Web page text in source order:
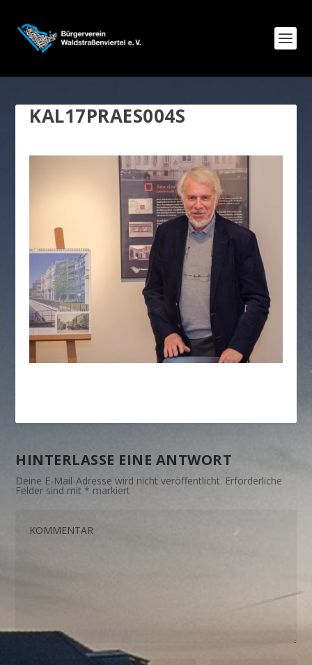
KAL17PRAES004S
HINTERLASSE EINE ANTWORT
Deine E-Mail-Adresse wird nicht veröffentlicht. Erforderliche
Felder sind mit* markiert